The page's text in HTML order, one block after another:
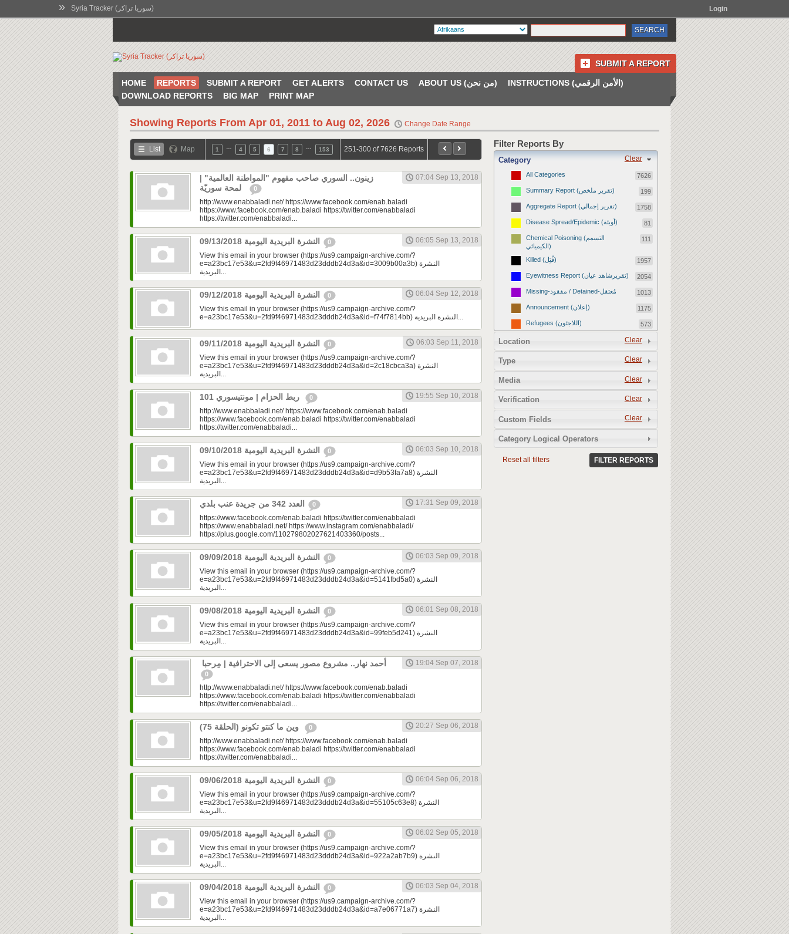
» Syria Tracker (سوريا تراكر) Login
SUBMIT A REPORT
HOME REPORTS SUBMIT A REPORT GET ALERTS CONTACT US ABOUT US (من نحن)
INSTRUCTIONS (الأمن الرقمي)
DOWNLOAD REPORTS
BIG MAP PRINT MAP
Showing Reports From Apr 01, 2011 to Aug 02, 2026 Change Date Range
List Map 1 4 5 6 7 8 153 251-300 of 7626 Reports
زينون.. السوري صاحب مفهوم "المواطنة العالمية" |
0
07:04 Sep 13, 2018
http://www.enabbaladi.net/ https://www.facebook.com/enab.baladi
https://www.facebook.com/enab.baladi https://twitter.com/enabbaladi
https://twitter.com/enabbaladi...
0
06:05 Sep 13, 2018
View this email in your browser (https://us9.campaign-archive.com/?
e=a23bc17e53&u=2fd9f46971483d23dddb24d3a&id=3009b00a3b) النشرة
البريدية...
0
06:04 Sep 12, 2018
View this email in your browser (https://us9.campaign-archive.com/?
e=a23bc17e53&u=2fd9f46971483d23dddb24d3a&id=f74f7814bb) النشرة البريدية...
0
06:03 Sep 11, 2018
View this email in your browser (https://us9.campaign-archive.com/?
e=a23bc17e53&u=2fd9f46971483d23dddb24d3a&id=2c18cbca3a) النشرة
البريدية...
0
19:55 Sep 10, 2018
http://www.enabbaladi.net/ https://www.facebook.com/enab.baladi
https://www.facebook.com/enab.baladi https://twitter.com/enabbaladi
https://twitter.com/enabbaladi...
0
06:03 Sep 10, 2018
View this email in your browser (https://us9.campaign-archive.com/?
e=a23bc17e53&u=2fd9f46971483d23dddb24d3a&id=d9b53fa7a8) النشرة
البريدية...
0
17:31 Sep 09, 2018
https://www.facebook.com/enab.baladi https://twitter.com/enabbaladi
https://www.enabbaladi.net/ https://www.instagram.com/enabbaladi/
https://plus.google.com/110279802027621403360/posts...
0
06:03 Sep 09, 2018
View this email in your browser (https://us9.campaign-archive.com/?
e=a23bc17e53&u=2fd9f46971483d23dddb24d3a&id=5141fbd5a0) النشرة
البريدية...
0
06:01 Sep 08, 2018
View this email in your browser (https://us9.campaign-archive.com/?
e=a23bc17e53&u=2fd9f46971483d23dddb24d3a&id=99feb5d241) النشرة
البريدية...
أحمد نهار.. مشروع مصور يسعى إلى الاحترافية | مِرحبا
0
19:04 Sep 07, 2018
http://www.enabbaladi.net/ https://www.facebook.com/enab.baladi
https://www.facebook.com/enab.baladi https://twitter.com/enabbaladi
https://twitter.com/enabbaladi...
0
20:27 Sep 06, 2018
http://www.enabbaladi.net/ https://www.facebook.com/enab.baladi
https://www.facebook.com/enab.baladi https://twitter.com/enabbaladi
https://twitter.com/enabbaladi...
0
06:04 Sep 06, 2018
View this email in your browser (https://us9.campaign-archive.com/?
e=a23bc17e53&u=2fd9f46971483d23dddb24d3a&id=55105c63e8) النشرة
البريدية...
0
06:02 Sep 05, 2018
View this email in your browser (https://us9.campaign-archive.com/?
e=a23bc17e53&u=2fd9f46971483d23dddb24d3a&id=922a2ab7b9) النشرة
البريدية...
0
06:03 Sep 04, 2018
View this email in your browser (https://us9.campaign-archive.com/?
e=a23bc17e53&u=2fd9f46971483d23dddb24d3a&id=a7e06771a7) النشرة
البريدية...
Filter Reports By
Clear
Category
All Categories 7626
Summary Report (تقرير ملخص) 199
Aggregate Report (تقرير إجمالي) 1758
Disease Spread/Epidemic (أوبئة) 81
Chemical Poisoning (التسمم
الكيميائي)
111
Killed (قُتِل) 1957
Eyewitness Report (تقريرشاهد عيان) 2054
Missing-مفقود / Detained-مُعتقل 1013
Announcement (إعلان) 1175
Refugees (اللاجئون) 573
1672
Revenge Killings (القتل بدافع الانتقام) 11
2
13
Clear
Location
Clear
Type
Clear
Media
Clear
Verification
Clear
Custom Fields
Category Logical Operators
Reset all filters FILTER REPORTS